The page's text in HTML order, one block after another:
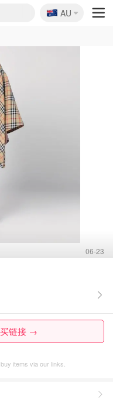
🇦🇺
AU
06-23
买链接 →
items via our links.